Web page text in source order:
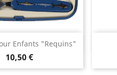
Enfants "requins"
10,50 €
rapide